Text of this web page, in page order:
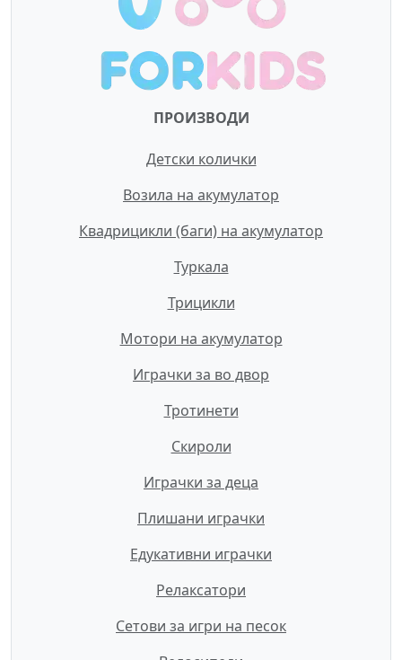
ПРОИЗВОДИ
Детски колички
Возила на акумулатор
Квадрицикли (баги) на акумулатор
Туркала
Трицикли
Мотори на акумулатор
Играчки за во двор
Тротинети
Скироли
Играчки за деца
Плишани играчки
Едукативни играчки
Релаксатори
Сетови за игри на песок